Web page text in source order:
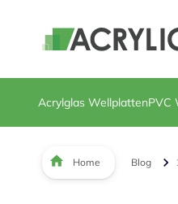
Acrylglas WellplattenPVC
Home Blog